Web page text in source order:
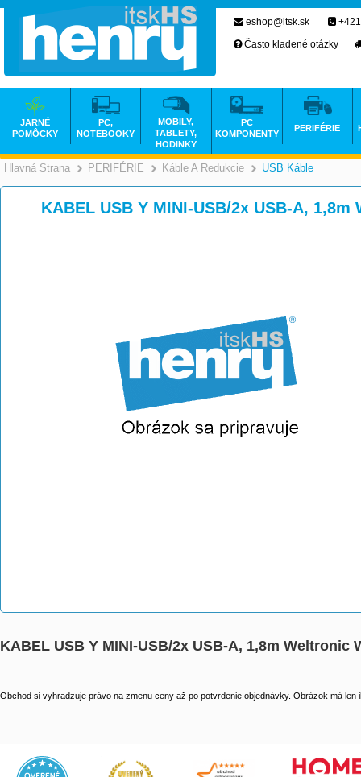
Hlavná Strana >
PERIFÉRIE >
Káble A Redukcie >
USB Káble
KABEL USB Y MINI-USB/2x USB-A, 1,8m
KABEL USB Y MINI-USB/2x USB-A, 1,8m Weltronic
Obchod si vyhradzuje právo na zmenu ceny až po potvrdenie objednávky. Obrázok má len
eshop@itsk.sk
Často kladené otázky
JARNÉ
POMÔCKY
PC,
NOTEBOOKY
MOBILY,
TABLETY,
HODINKY
PC
KOMPONENTY
PERIFÉRIE